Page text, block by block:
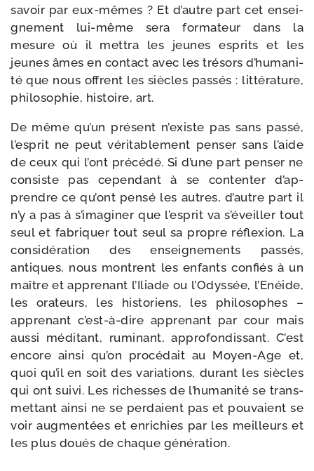
savoir par eux-​mêmes ? Et d’autre part cet ensei­
gne­ment lui-​même sera for­ma­teur dans la
mesure où il met­tra les jeunes esprits et les
jeunes âmes en contact avec les tré­sors d’hu­ma­ni­
té que nous offrent les siècles pas­sés : lit­té­ra­ture,
phi­lo­so­phie, his­toire, art.
De même qu’un pré­sent n’existe pas sans pas­sé,
l’es­prit ne peut véri­ta­ble­ment pen­ser sans l’aide
de ceux qui l’ont pré­cé­dé. Si d’une part pen­ser ne
consiste pas cepen­dant à se conten­ter d’ap­
prendre ce qu’ont pen­sé les autres, d’autre part il
n’y a pas à s’i­ma­gi­ner que l’es­prit va s’é­veiller tout
seul et fabri­quer tout seul sa propre réflexion. La
consi­dé­ra­tion des ensei­gne­ments pas­sés,
antiques, nous montrent les enfants confiés à un
maître et appre­nant l’Iliade ou l’Odyssée, l’Enéide,
les ora­teurs, les his­to­riens, les phi­lo­sophes –
appre­nant c’est-​à-​dire appre­nant par cour mais
aus­si médi­tant, rumi­nant, appro­fon­dis­sant. C’est
encore ain­si qu’on pro­cé­dait au Moyen-​Age et,
quoi qu’il en soit des varia­tions, durant les siècles
qui ont sui­vi. Les richesses de l’hu­ma­ni­té se trans­
met­tant ain­si ne se per­daient pas et pou­vaient se
voir aug­men­tées et enri­chies par les meilleurs et
les plus doués de chaque génération.